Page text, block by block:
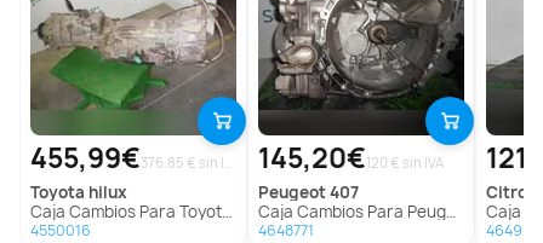
455,99€ 376.85 € sin IVA
toyota hilux
Caja Cambios Para Toyota Hilux
4550016
145,20€120 € sin IVA
peugeot407
Caja Cambios Para Peugeot 407
4648771
Caja